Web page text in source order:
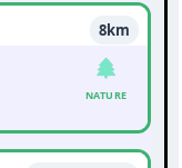
8km
NATURE